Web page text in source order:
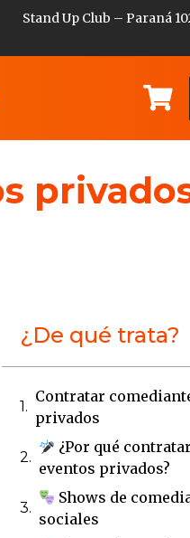
Stand Up Club – Paraná
¿De qué trata?
Contratar
privados
¿Por qué
eventos privados?
Shows de
sociales